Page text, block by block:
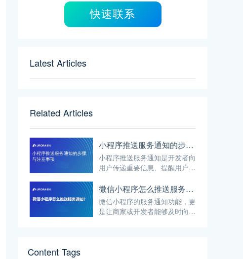
快速联系
Latest Articles
Related Articles
小程序推送服务通知的步骤与注意事项
小程序推送服务通知是开发者向
用户传递重要信息、提醒用户进
实现小程序推送服务通知的详细
步骤、注意事项，以及极光科技
在相关业务场景的支持能力介
绍。
微信小程序怎么推送服务通知？
微信小程序的服务通知功能，更
是让商家或开发者能够及时向用
Content Tags